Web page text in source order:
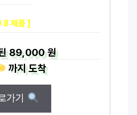
제품 ]
89,000 원
까지도착
가기